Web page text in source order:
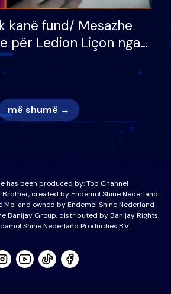
kanë fund/ Mesazhe
për Ledion Liçon nga
e tij, moderatori
lotët: Nuk meritoj…
më shumë →
has been produced by:Top Channel
created by Endemol Shine Nederland
Mol and owned by Endemol Shine Nederland
Banijay Group, distributed by Banijay Rights.
Shine Nederland Producties B.V.